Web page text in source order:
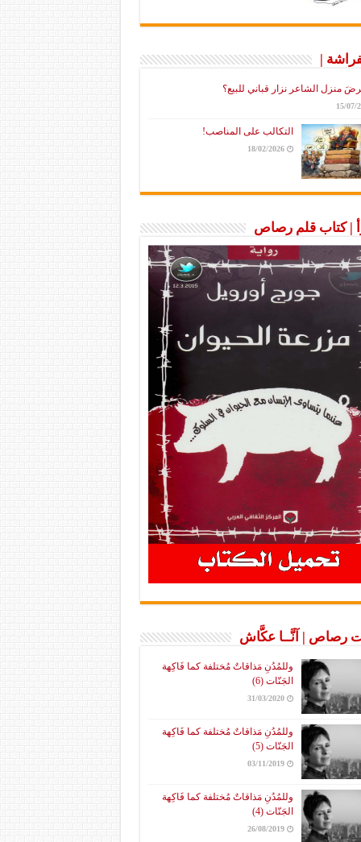
|
منزل الشاعر نزار قباني للبيع؟
15/07/
التكالب على المناصب!
18/02/2026
| كتاب قلم رصاص
رصاص | آنَّــا عكَّاش
وللمُدُنِ مَذاقاتٌ مُختلفة كما فَاكِهة
الجَنّات (6)
31/03/2020
وللمُدُنِ مَذاقاتٌ مُختلفة كما فَاكِهة
الجَنّات (5)
03/11/2019
وللمُدُنِ مَذاقاتٌ مُختلفة كما فَاكِهة
الجَنّات (4)
26/08/2019